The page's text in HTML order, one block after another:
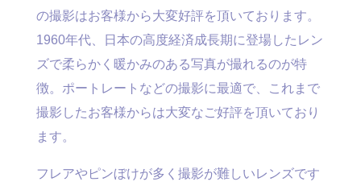
の撮影はお客様から大変好評を頂いております。
1960年代、日本の高度経済成長期に登場したレン
ズで柔らかく暖かみのある写真が撮れるのが特
徴。ポートレートなどの撮影に最適で、これまで
撮影したお客様からは大変なご好評を頂いており
ます。
フレアやピンぼけが多く撮影が難しいレンズです